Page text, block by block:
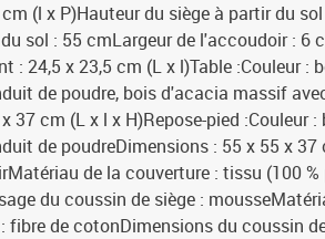
(l x P)Hauteur du siège à partir du
sol : 55 cmLargeur de l'accoudoir : 6
: 24,5 x 23,5 cm (L x l)Table :Couleur :
de poudre, bois d'acacia massif
37 cm (L x l x H)Repose-pied :Couleur
de poudreDimensions : 55 x 55 x 37
de la couverture : tissu (100
du coussin de siège :
fibre de cotonDimensions du coussin